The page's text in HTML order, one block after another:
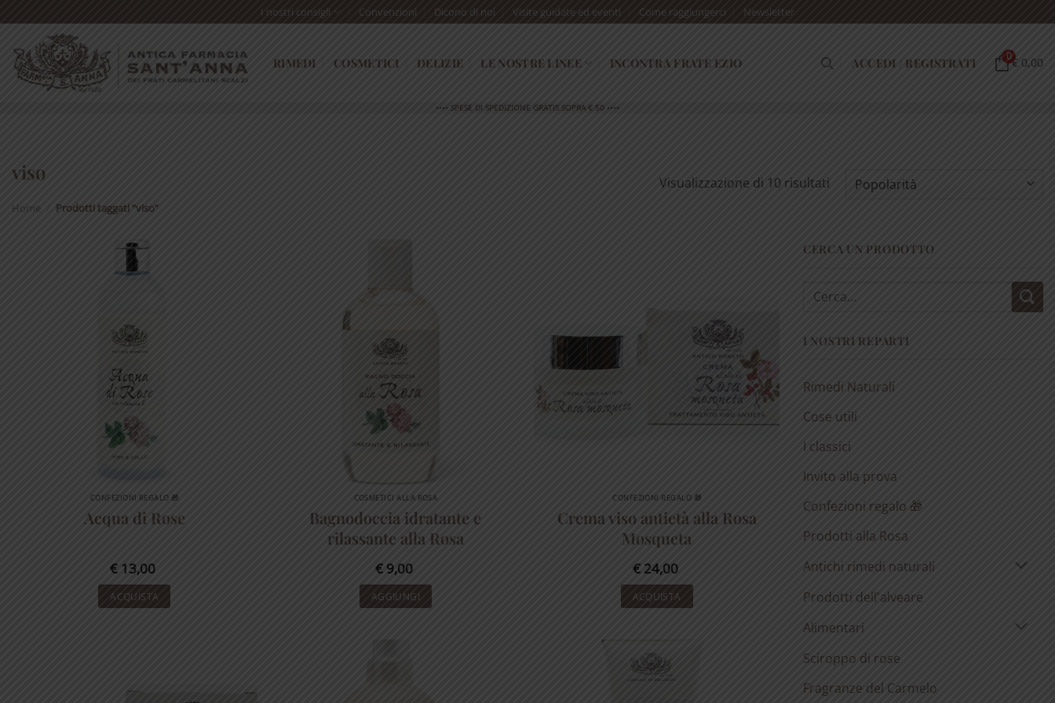
to
content
I nostri consigli Convenzioni Dicono di noi Visite guidate ed eventi Come raggiungerci Newsletter
RIMEDI COSMETICI DELIZIE LE NOSTRE LINEE INCONTRA FRATE EZIO ACCEDI / REGISTRATI 0€ 0,00
•••• SPESE DI SPEDIZIONE GRATIS SOPRA € 50 ••••
viso
Home Prodotti taggati “viso”
Visualizzazione di 10 risultatiPopolarità
CONFEZIONI REGALO 🎁
Acqua di Rose
€ 13,00
ACQUISTA
COSMETICI ALLA ROSA
Bagnodoccia idratante e
rilassante alla Rosa
€9,00
AGGIUNGI
CONFEZIONI REGALO 🎁
Crema viso antietà alla Rosa
Mosqueta
€24,00
ACQUISTA
CERCA UN PRODOTTO
Cerca:
I NOSTRI REPARTI
Rimedi Naturali
Cose utili
I classici
Invito alla prova
Confezioni regalo 🎁
Prodotti alla Rosa
Antichi rimedi naturali
Prodotti dell'alveare
Alimentari
Sciroppo di rose
Fragranze del Carmelo